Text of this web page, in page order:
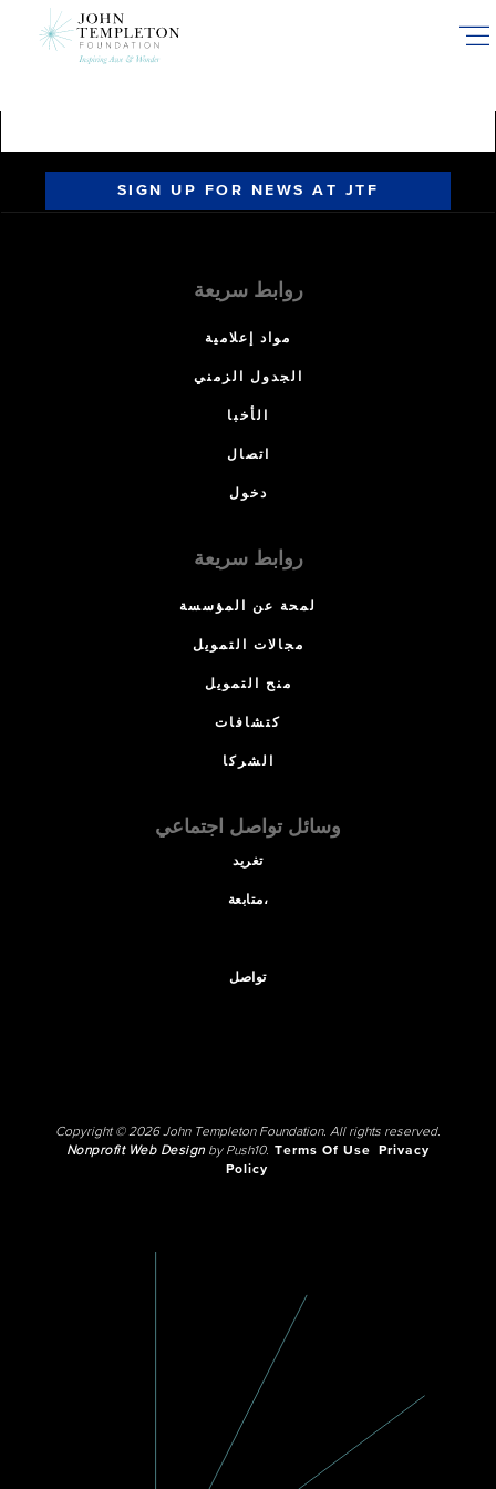
SIGN UP FOR NEWS AT JTF
روابط سريعة
مواد إعلامية
الجدول الزمني
الأخبا
اتصال
دخول
روابط سريعة
لمحة عن المؤسسة
مجالات التمويل
منح التمويل
كتشافات
الشركا
وسائل تواصل اجتماعي
تغريد
متابعة،
تواصل
Copyright © 2026 John Templeton Foundation. All rights reserved.
Nonprofit Web Designby Push10. Terms Of Use
Privacy
Policy